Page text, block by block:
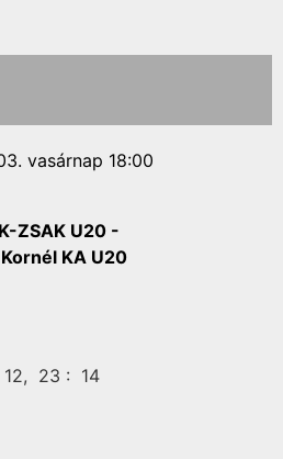
vasárnap 18:00
ZSAK U20 -
KA U20
12, 23 : 14